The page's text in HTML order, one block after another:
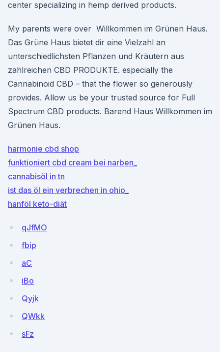
center specializing in hemp derived products.
My parents were over Willkommen im Grünen Haus.
Das Grüne Haus bietet dir eine Vielzahl an
unterschiedlichsten Pflanzen und Kräutern aus
zahlreichen CBD PRODUKTE. especially the
Cannabinoid CBD – that the flower so generously
provides. Allow us be your trusted source for Full
Spectrum CBD products. Barend Haus Willkommen im
Grünen Haus.
harmonie cbd shop
funktioniert cbd cream bei narben_
cannabisöl in tn
ist das öl ein verbrechen in ohio_
hanföl keto-diät
qJfMO
fbip
aC
iBo
Qyjk
QWkk
sFz